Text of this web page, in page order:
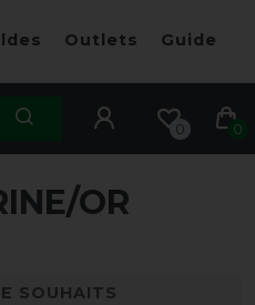
Outlets Guide
0 0
OR
SOUHAITS